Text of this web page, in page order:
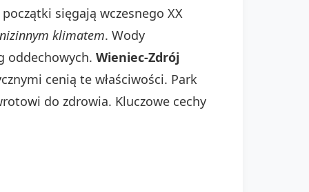
sięgają wczesnego XX
nizinnym klimatem. Wody
oddechowych. Wieniec-Zdrój
cenią te właściwości. Park
do zdrowia. Kluczowe cechy